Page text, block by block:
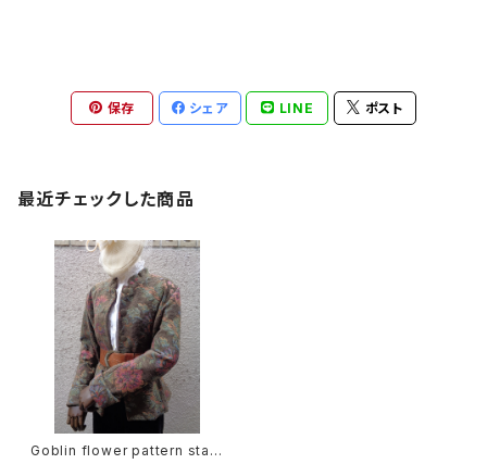
保存 シェア LINE ポスト
最近チェックした商品
Goblin flower pattern stan